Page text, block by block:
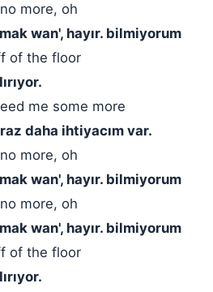
more, oh
wan', hayır. bilmiyorum
of the floor
me some more
daha ihtiyacım var.
more, oh
wan', hayır. bilmiyorum
more, oh
wan', hayır. bilmiyorum
of the floor